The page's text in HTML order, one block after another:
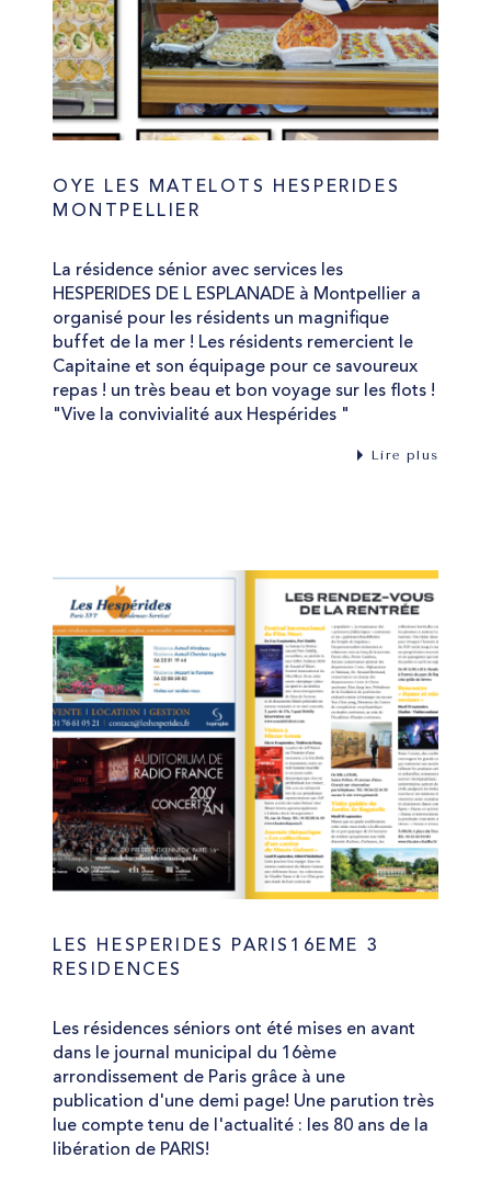
OYE LES MATELOTS HESPERIDES
MONTPELLIER
La résidence sénior avec services les
HESPERIDES DE L ESPLANADE à Montpellier a
organisé pour les résidents un magnifique
buffet de la mer ! Les résidents remercient le
Capitaine et son équipage pour ce savoureux
repas ! un très beau et bon voyage sur les flots !
"Vive la convivialité aux Hespérides "
Lire plus
LES HESPERIDES PARIS16EME 3
RESIDENCES
Les résidences séniors ont été mises en avant
dans le journal municipal du 16ème
arrondissement de Paris grâce à une
publication d'une demi page! Une parution très
lue compte tenu de l'actualité : les 80 ans de la
libération de PARIS!